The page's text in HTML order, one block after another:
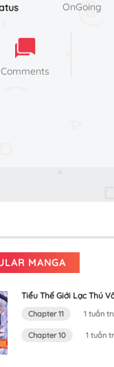
OnGoing
Comments
MANGA
Tiểu Thế Giới Lạc Thú
Chapter 11 1 tuần
Chapter 10 1 tuần